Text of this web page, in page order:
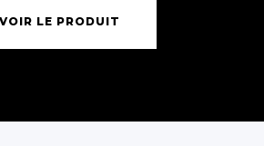
VOIR LE PRODUIT